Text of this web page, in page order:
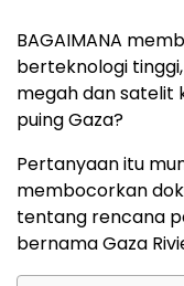
BAGAIMANA
berteknologi
megah dan satelit
puing Gaza?
Pertanyaan itu
membocorkan
tentang rencana
bernama Gaza